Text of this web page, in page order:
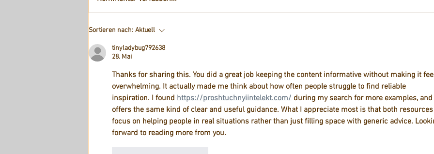
Sortieren nach: Aktuell
tinyladybug792638
28. Mai
Thanks for sharing this. You did a great job keeping the content informative without making it
overwhelming. It actually made me think about how often people struggle to find reliable
inspiration. I found https://proshtuchnyiintelekt.com/ during my search for more examples,
offers the same kind of clear and useful guidance. What I appreciate most is that both resources
focus on helping people in real situations rather than just filling space with generic advice.
forward to reading more from you.